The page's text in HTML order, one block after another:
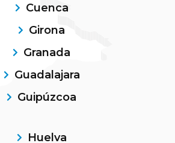
Cuenca
Girona
Granada
Guadalajara
Guipúzcoa
Huelva